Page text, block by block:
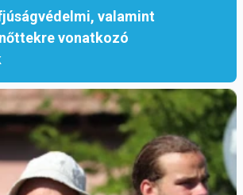
valamint
vonatkozó